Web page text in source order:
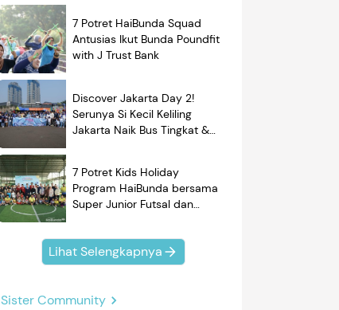
7 Potret HaiBunda Squad
Antusias Ikut Bunda Poundfit
with J Trust Bank
Discover Jakarta Day 2!
Serunya Si Kecil Keliling
Jakarta Naik Bus Tingkat &
7 Potret Kids Holiday
Program HaiBunda bersama
Super Junior Futsal dan
Kompak Banget!
Lihat Selengkapnya
Sister Community